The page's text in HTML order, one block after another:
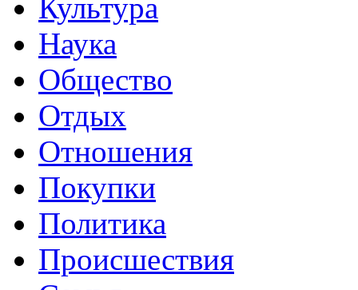
Культура
Наука
Общество
Отдых
Отношения
Покупки
Политика
Происшествия